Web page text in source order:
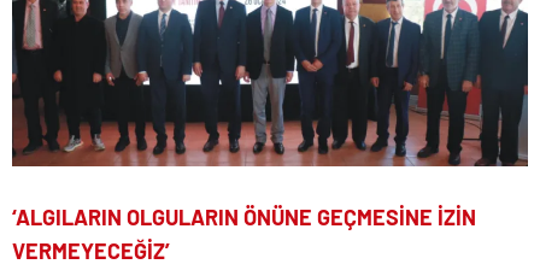
‘ALGILARIN OLGULARIN ÖNÜNE GEÇMESİNE İZİN
VERMEYECEĞİZ’